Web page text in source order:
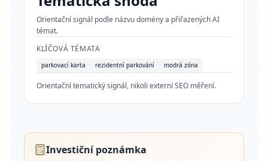
Orientační signál podle názvu domény a přiřazených AI
témat.
KLÍČOVÁ TÉMATA
parkovací karta rezidentní parkování modrá zóna
Orientační tematický signál, nikoli externí SEO měření.
Investiční poznámka